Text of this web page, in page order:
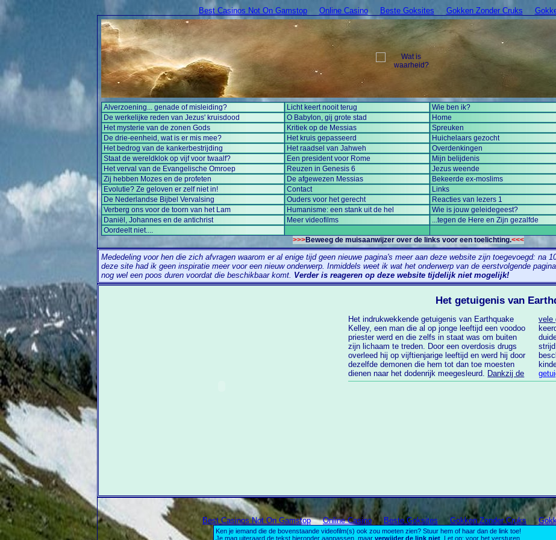
Best Casinos Not On Gamstop Online Casino Beste Goksites Gokken Zonder Cruks
Alverzoening... genade of misleiding? Licht keert nooit terug Wie ben ik?
De werkelijke reden van Jezus' kruisdood
O Babylon, gij grote stad Home
Het mysterie van de zonen Gods
Kritiek op de Messias Spreuken
De drie-eenheid, wat is er mis mee?
Het kruis gepasseerd Huichelaars gezocht
Het bedrog van de kankerbestrijding
Het raadsel van Jahweh Overdenkingen
Staat de wereldklok op vijf voor twaalf?
Een president voor Rome Mijn belijdenis
Het verval van de Evangelische Omroep
Reuzen in Genesis 6 Jezus weende
Zij hebben Mozes en de profeten
De afgewezen Messias Bekeerde ex-moslims
Evolutie? Ze geloven er zelf niet in!
Contact Links
De Nederlandse Bijbel Vervalsing
Ouders voor het gerecht Reacties van lezers 1
Verberg ons voor de toorn van het Lam
Humanisme: een stank uit de hel Wie is jouw geleidegeest?
Daniël, Johannes en de antichrist
Meer videofilms ...tegen de Here en Zijn gezalfde
Oordeelt niet....
>>>Beweeg de muisaanwijzer over de links voor een toelichting.<<<
Mededeling voor hen die zich afvragen waarom er al enige tijd geen nieuwe pagina's meer aan deze website zijn toegevoegd: na
deze site had ik geen inspiratie meer voor een nieuw onderwerp. Inmiddels weet ik wat het onderwerp van de eerstvolgende
nog wel een poos duren voordat die beschikbaar komt. Verder is reageren op deze website tijdelijk niet mogelijk!
Het getuigenis van
Het indrukwekkende getuigenis van Earthquake
Kelley, een man die al op jonge leeftijd een voodoo
priester werd en die zelfs in staat was om buiten
zijn lichaam te treden. Door een overdosis drugs
overleed hij op vijftienjarige leeftijd en werd hij door
dezelfde demonen die hem tot dan toe moesten
dienen naar het dodenrijk meegesleurd. Dankzij de
duidelijk